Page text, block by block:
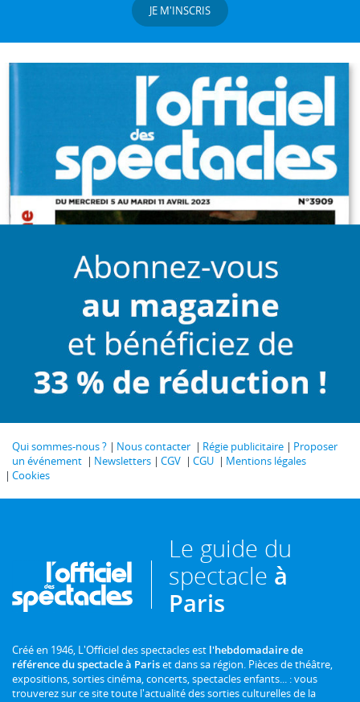
JE M'INSCRIS
Qui sommes-nous ? Nous contacter Régie publicitaire
Proposer
un événement
Newsletters CGV CGU
Mentions légales
Cookies
Le guide du
spectacle à
Paris
Créé en 1946, L'Officiel des spectacles est l'hebdomadaire de
référence du spectacle à Pariset dans sa région. Pièces de théâtre,
expositions, sorties cinéma, concerts, spectacles enfants... : vous
trouverez sur ce site toute l'actualité des sorties culturelles de la